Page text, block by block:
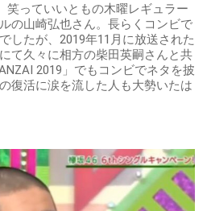
笑っていいともの木曜レギュラー
の山崎弘也さん。長らくコンビで
したが、2019年11月に放送された
て久々に相方の柴田英嗣さんと共
2019」でもコンビでネタを披
復活に涙を流した人も大勢いたは